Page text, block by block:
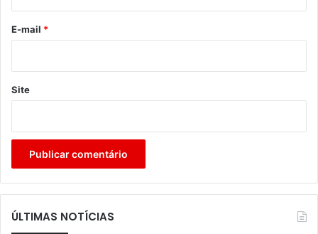
*
E-mail *
Site
ÚLTIMAS NOTÍCIAS